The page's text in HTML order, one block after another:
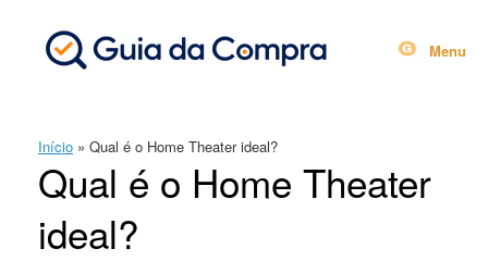
Menu
Início » Qual é o Home Theater ideal?
Qual é o Home Theater
ideal?